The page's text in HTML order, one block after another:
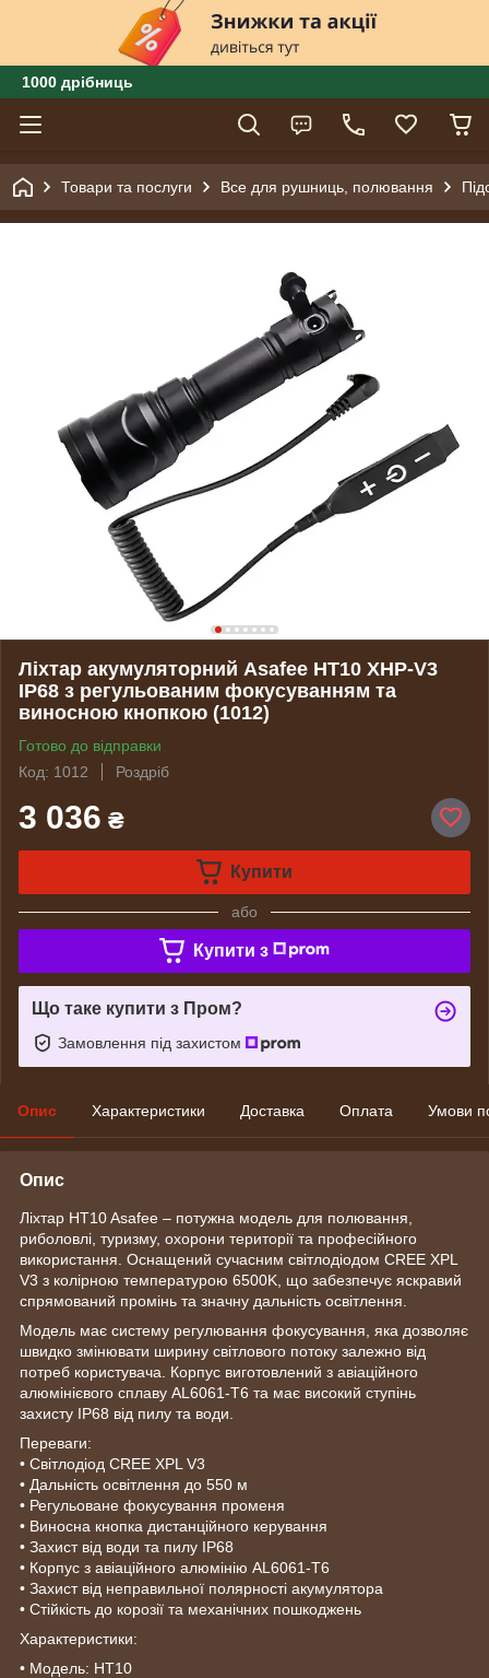
1000 дрібниць
Товари та послуги Все для рушниць, полювання
Ліхтар акумуляторний Asafee HT10 XHP-V3
IP68 з регульованим фокусуванням та
виносною кнопкою (1012)
Готово до відправки
Код: 1012
Роздріб
3 036 ₴
Купити
або
Купити з
Що таке купити з Пром?
Замовлення під захистом
Опис Характеристики Доставка Оплата Умови
Опис
Ліхтар HT10 Asafee – потужна модель для полювання,
риболовлі, туризму, охорони території та професійного
використання. Оснащений сучасним світлодіодом CREE XPL
V3 з колірною температурою 6500K, що забезпечує яскравий
спрямований промінь та значну дальність освітлення.
Модель має систему регулювання фокусування, яка дозволяє
швидко змінювати ширину світлового потоку залежно від
потреб користувача. Корпус виготовлений з авіаційного
алюмінієвого сплаву AL6061-T6 та має високий ступінь
захисту IP68 від пилу та води.
Переваги:
• Світлодіод CREE XPL V3
• Дальність освітлення до 550 м
• Регульоване фокусування променя
• Виносна кнопка дистанційного керування
• Захист від води та пилу IP68
• Корпус з авіаційного алюмінію AL6061-T6
• Захист від неправильної полярності акумулятора
• Стійкість до корозії та механічних пошкоджень
Характеристики:
• Модель: HT10